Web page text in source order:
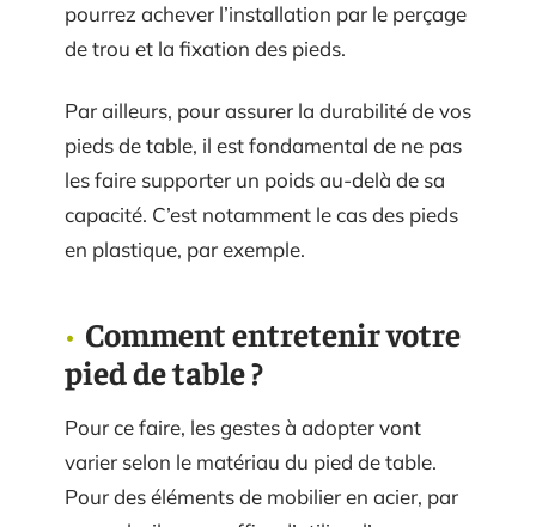
pourrez achever l’installation par le perçage
de trou et la fixation des pieds.
Par ailleurs, pour assurer la durabilité de vos
pieds de table, il est fondamental de ne pas
les faire supporter un poids au-delà de sa
capacité. C’est notamment le cas des pieds
en plastique, par exemple.
Comment entretenir votre
pied de table ?
Pour ce faire, les gestes à adopter vont
varier selon le matériau du pied de table.
Pour des éléments de mobilier en acier, par